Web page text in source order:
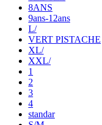
8ANS
9ans-12ans
L/
VERT PISTACHE
XL/
XXL/
1
2
3
4
standar